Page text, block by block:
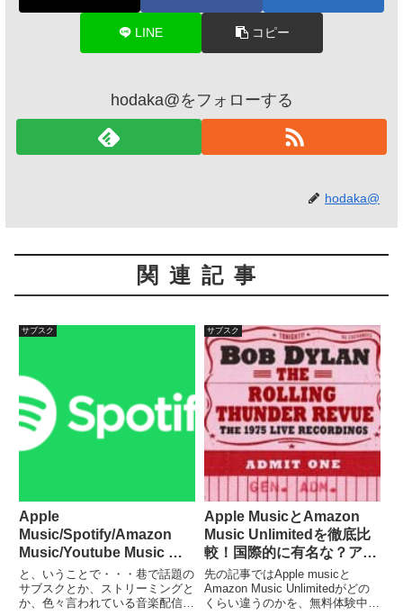
LINE コピー
hodaka@をフォローする
hodaka@
関連記事
サブスク
Apple
Music/Spotify/Amazon
Music/Youtube Music 徹
底比較！ 個人的嗜好で選
ぶベストなサブスクはどれ
だ？
と、いうことで・・・巷で話題の
サブスクとか、ストリーミングと
か、色々言われている音楽配信サ
サブスク
Apple MusicとAmazon
Music Unlimitedを徹底比
較！国際的に有名な？アー
チスト編
先の記事ではApple musicと
Amazon Music Unlimitedがどの
くらい違うのかを、無料体験中に